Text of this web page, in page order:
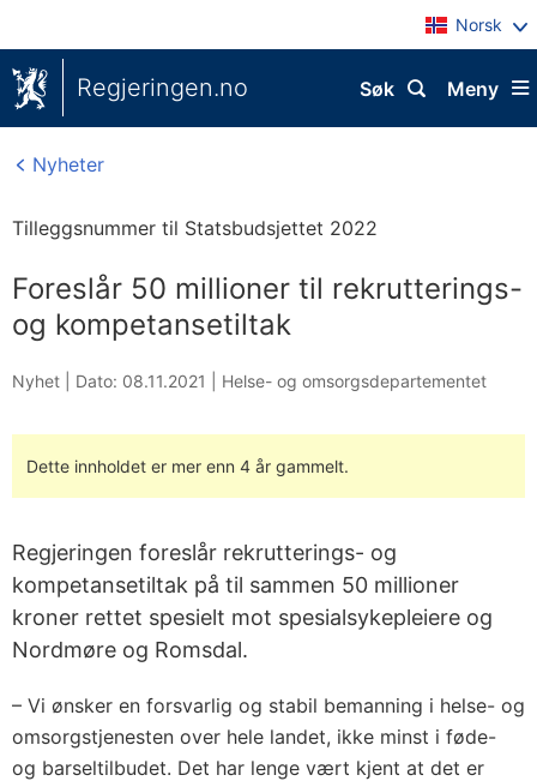
Norsk
Regjeringen.no Meny
Søk
Nyheter
Tilleggsnummer til Statsbudsjettet 2022
Foreslår 50 millioner til rekrutterings-
og kompetansetiltak
Nyhet | Dato: 08.11.2021 Helse- og omsorgsdepartementet
Dette innholdet er mer enn 4 år gammelt.
Regjeringen foreslår rekrutterings- og
kompetansetiltak på til sammen 50 millioner
kroner rettet spesielt mot spesialsykepleiere og
Nordmøre og Romsdal.
– Vi ønsker en forsvarlig og stabil bemanning i helse- og
omsorgstjenesten over hele landet, ikke minst i føde-
og barseltilbudet. Det har lenge vært kjent at det er